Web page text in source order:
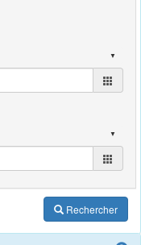
Rechercher